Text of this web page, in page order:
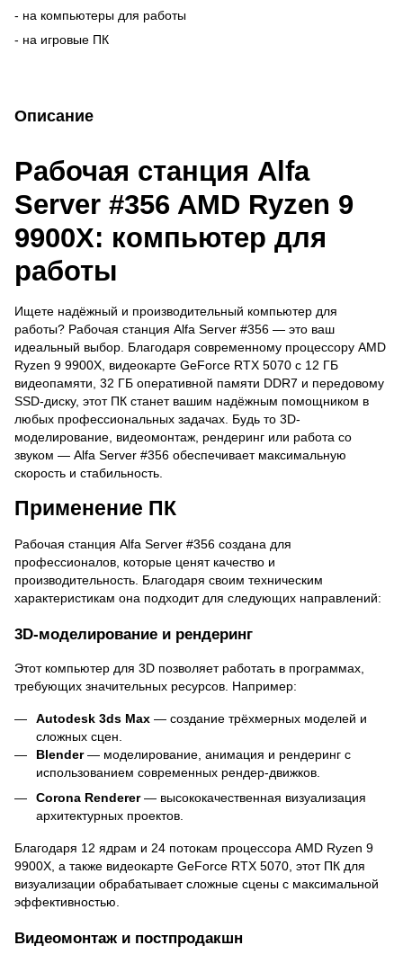
- на компьютеры для работы
- на игровые ПК
Описание
Рабочая станция Alfa
Server #356 AMD Ryzen 9
9900X: компьютер для
работы
Ищете надёжный и производительный компьютер для
работы? Рабочая станция Alfa Server #356 — это ваш
идеальный выбор. Благодаря современному процессору AMD
Ryzen 9 9900X, видеокарте GeForce RTX 5070 с 12 ГБ
видеопамяти, 32 ГБ оперативной памяти DDR7 и передовому
SSD-диску, этот ПК станет вашим надёжным помощником в
любых профессиональных задачах. Будь то 3D-
моделирование, видеомонтаж, рендеринг или работа со
звуком — Alfa Server #356 обеспечивает максимальную
скорость и стабильность.
Применение ПК
Рабочая станция Alfa Server #356 создана для
профессионалов, которые ценят качество и
производительность. Благодаря своим техническим
характеристикам она подходит для следующих направлений:
3D-моделирование и рендеринг
Этот компьютер для 3D позволяет работать в программах,
требующих значительных ресурсов. Например:
Autodesk 3ds Max — создание трёхмерных моделей и
сложных сцен.
Blender— моделирование, анимация и рендеринг с
использованием современных рендер-движков.
Corona Renderer— высококачественная визуализация
архитектурных проектов.
Благодаря 12 ядрам и 24 потокам процессора AMD Ryzen 9
9900X, а также видеокарте GeForce RTX 5070, этот ПК для
визуализации обрабатывает сложные сцены с максимальной
эффективностью.
Видеомонтаж и постпродакшн